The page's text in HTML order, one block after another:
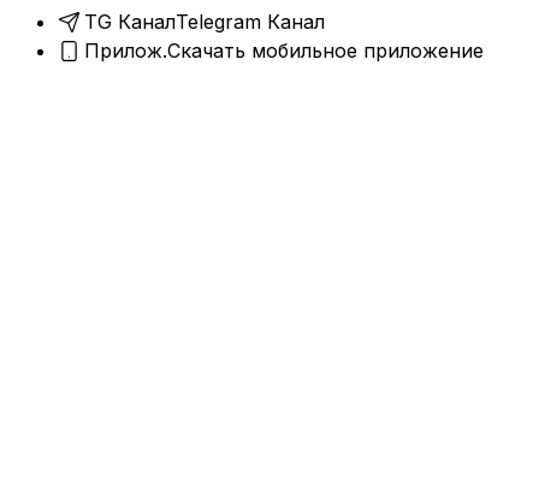
TG КаналTelegram Канал
Прилож.Скачать мобильное приложение